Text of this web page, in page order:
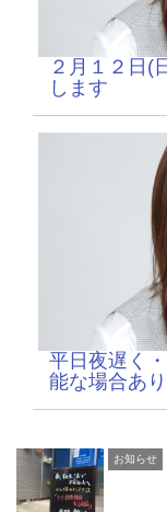
２月１２日(
します
平日夜遅く
能な場合あ
お知らせ